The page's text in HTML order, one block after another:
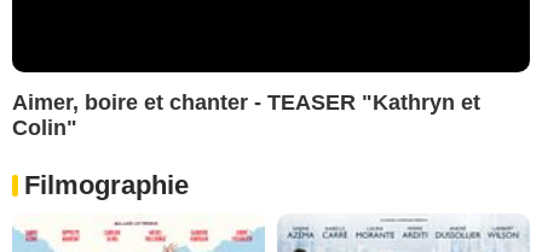
Aimer, boire et chanter - TEASER "Kathryn et
Colin"
Filmographie